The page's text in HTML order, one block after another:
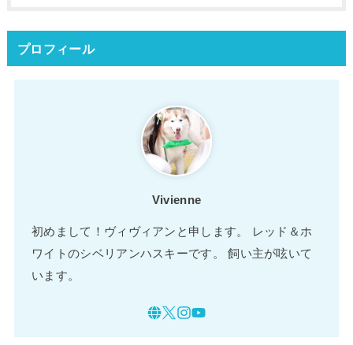
プロフィール
Vivienne
初めまして！ヴィヴィアンと申します。 レッド＆ホ
ワイトのシベリアンハスキーです。 飼い主が呟いて
います。